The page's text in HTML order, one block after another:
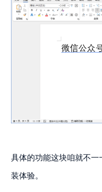
具体的功能这块咱就不
装体验。